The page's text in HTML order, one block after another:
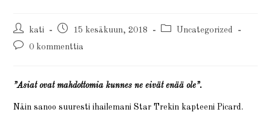
kati 15 kesäkuun, 2018
Uncategorized
0 kommenttia
”Asiat ovat mahdottomia kunnes ne eivät enää ole”.
Näin sanoo suuresti ihailemani Star Trekin kapteeni Picard.